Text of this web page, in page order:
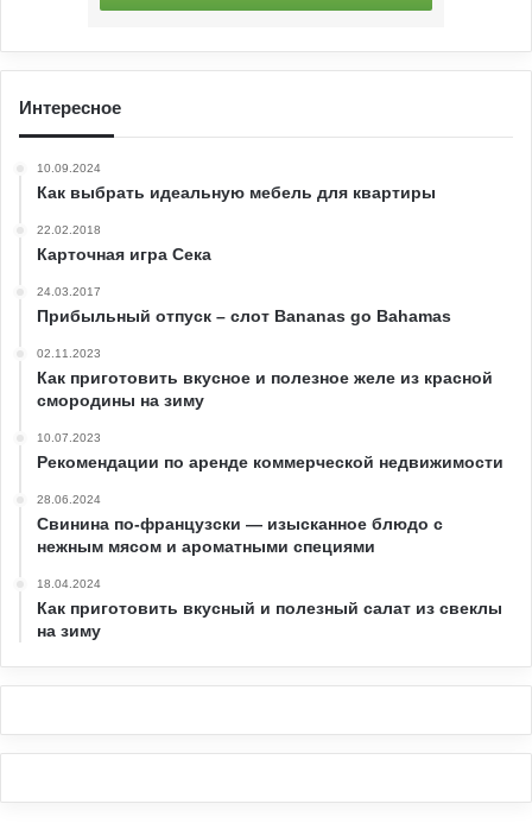
Интересное
10.09.2024
Как выбрать идеальную мебель для квартиры
22.02.2018
Карточная игра Сека
24.03.2017
Прибыльный отпуск – слот Bananas go Bahamas
02.11.2023
Как приготовить вкусное и полезное желе из красной
смородины на зиму
10.07.2023
Рекомендации по аренде коммерческой недвижимости
28.06.2024
Свинина по-французски — изысканное блюдо с
нежным мясом и ароматными специями
18.04.2024
Как приготовить вкусный и полезный салат из свеклы
на зиму